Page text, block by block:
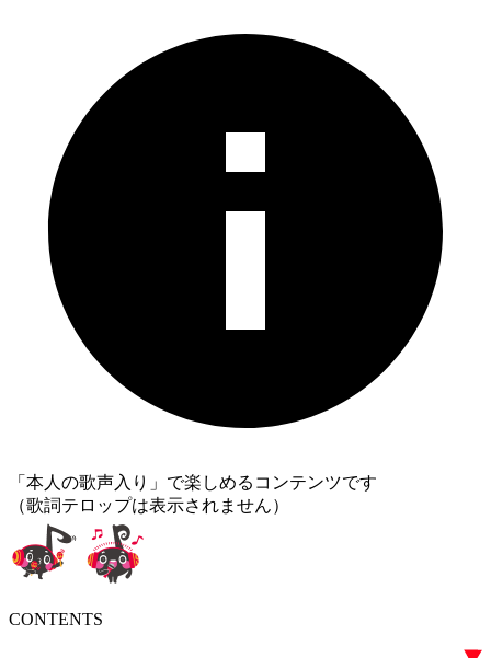
「本人の歌声入り」で楽しめるコンテンツです
（歌詞テロップは表示されません）
CONTENTS